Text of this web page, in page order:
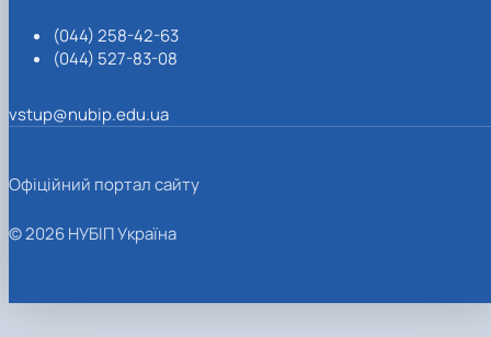
(044) 258-42-63
(044) 527-83-08
vstup@nubip.edu.ua
Офіційний портал сайту
© 2026 НУБІП Україна